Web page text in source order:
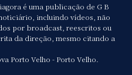
é uma publicação de G B
incluindo vídeos, não
por broadcast, reescritos ou
da direção, mesmo citando a
Porto Velho - Porto Velho.